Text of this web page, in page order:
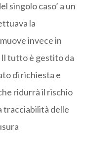
singolo caso’ a un
la
invece in
tutto è gestito da
di richiesta e
ridurrà il rischio
tracciabilità delle